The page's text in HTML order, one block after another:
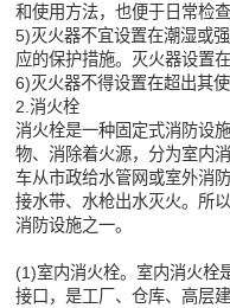
和使用方法，也便于日常检查
5)灭火器不宜设置在潮湿或
应的保护措施。灭火器设置
6)灭火器不得设置在超出其
2.消火栓
消火栓是一种固定式消防设
物、消除着火源，分为室内
车从市政给水管网或室外消
接水带、水枪出水灭火。所
消防设施之一。
(1)室内消火栓。室内消火栓
接口，是工厂、仓库、高层